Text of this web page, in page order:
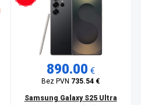
890.00 €
Bez PVN 735.54 €
Samsung Galaxy S25 Ultra